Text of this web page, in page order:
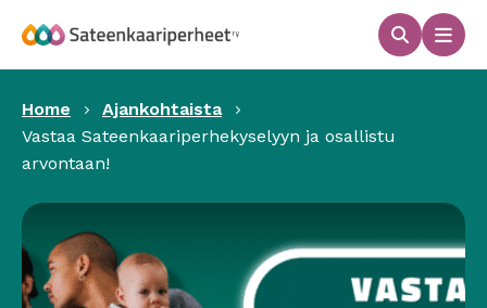
sisältöön
Haku
Home
Ajankohtaista
Vastaa Sateenkaariperhekyselyyn ja osallistu
arvontaan!